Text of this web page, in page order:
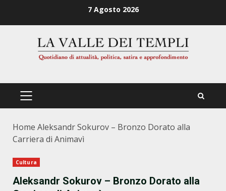
7 Agosto 2026
PRIMÄRES
Home Aleksandr Sokurov – Bronzo Dorato alla
Carriera di Animavì
Cultura
Aleksandr Sokurov – Bronzo Dorato alla